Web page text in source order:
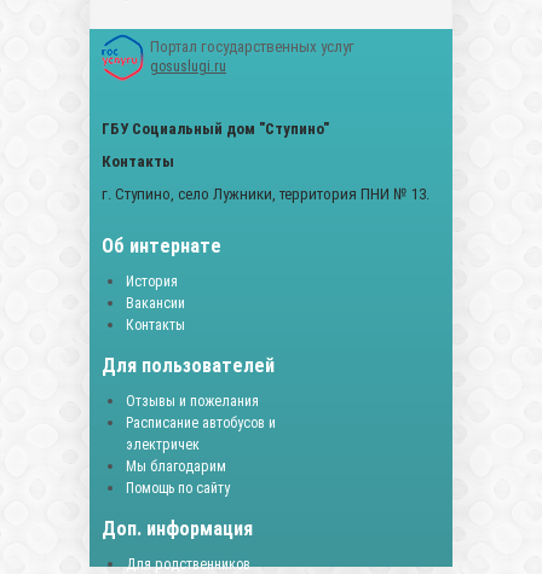
Портал государственных услуг
gosuslugi.ru
ГБУ Социальный дом "Ступино"
Контакты
г. Ступино, село Лужники, территория ПНИ № 13.
Об интернате
История
Вакансии
Контакты
Для пользователей
Отзывы и пожелания
Расписание автобусов и
электричек
Мы благодарим
Помощь по сайту
Доп. информация
Для родственников